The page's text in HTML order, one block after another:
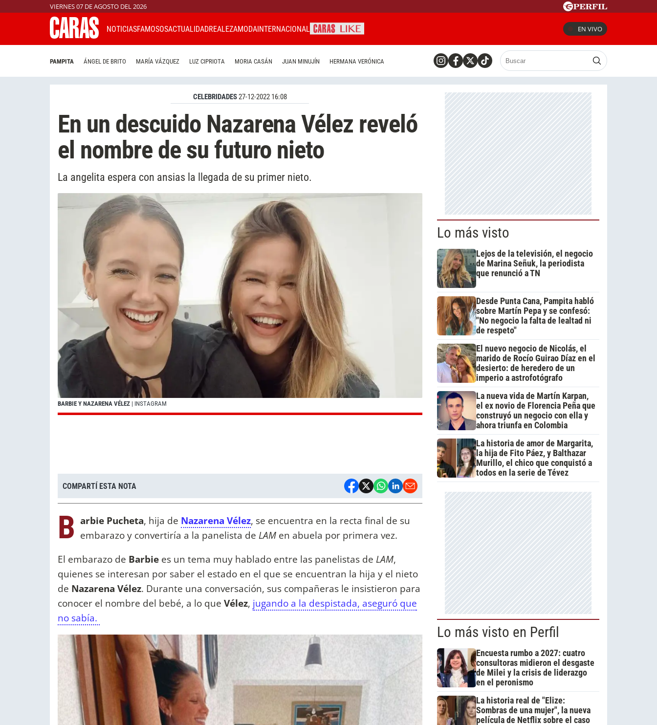
VIERNES 07 DE AGOSTO DEL 2026
NOTICIASFAMOSOSACTUALIDADREALEZAMODAINTERNACIONAL EN VIVO
PAMPITA ÁNGEL DE BRITO MARÍA VÁZQUEZ LUZ CIPRIOTA MORIA CASÁN JUAN MINUJÍN HERMANA VERÓNICA
CELEBRIDADES27-12-2022 16:08
En un descuido Nazarena Vélez reveló
el nombre de su futuro nieto
La angelita espera con ansias la llegada de su primer nieto.
BARBIE Y NAZARENA VÉLEZ | INSTAGRAM
COMPARTÍ ESTA NOTA
B arbie Pucheta, hija de Nazarena Vélez, se encuentra en la recta final de su
embarazo y convertiría a la panelista de LAM en abuela por primera vez.
El embarazo de Barbie es un tema muy hablado entre las panelistas de LAM,
quienes se interesan por saber el estado en el que se encuentran la hija y el nieto
de Nazarena Vélez. Durante una conversación, sus compañeras le insistieron para
conocer el nombre del bebé, a lo que Vélez, jugando a la despistada, aseguró que
no sabía.
Lo más visto
Lejos de la televisión, el negocio
de Marina Señuk, la periodista
que renunció a TN
Desde Punta Cana, Pampita habló
sobre Martín Pepa y se confesó:
"No negocio la falta de lealtad ni
de respeto"
El nuevo negocio de Nicolás, el
marido de Rocío Guirao Díaz en el
desierto: de heredero de un
imperio a astrofotógrafo
La nueva vida de Martín Karpan,
el ex novio de Florencia Peña que
construyó un negocio con ella y
ahora triunfa en Colombia
La historia de amor de Margarita,
la hija de Fito Páez, y Balthazar
Murillo, el chico que conquistó a
todos en la serie de Tévez
Lo más visto en Perfil
Encuesta rumbo a 2027: cuatro
consultoras midieron el desgaste
de Milei y la crisis de liderazgo
en el peronismo
La historia real de "Elize:
Sombras de una mujer", la nueva
película de Netflix sobre el caso